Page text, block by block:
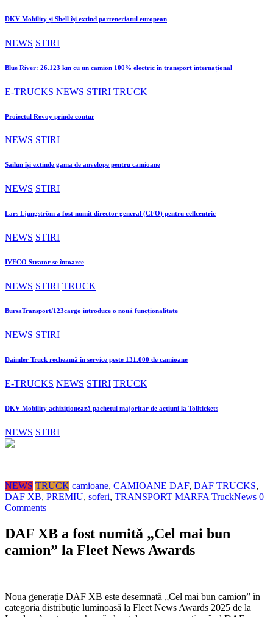
DKV Mobility și Shell își extind parteneriatul european
NEWS STIRI
Blue River: 26.123 km cu un camion 100% electric în transport internațional
E-TRUCKS NEWS STIRI TRUCK
Proiectul Revoy prinde contur
NEWS STIRI
Sailun își extinde gama de anvelope pentru camioane
NEWS STIRI
Lars Ljungström a fost numit director general (CFO) pentru cellcentric
NEWS STIRI
IVECO Strator se întoarce
NEWS STIRI TRUCK
BursaTransport/123cargo introduce o nouă funcționalitate
NEWS STIRI
Daimler Truck recheamă în service peste 131.000 de camioane
E-TRUCKS NEWS STIRI TRUCK
DKV Mobility achiziționează pachetul majoritar de acțiuni la Tolltickets
NEWS STIRI
NEWS TRUCK camioane, CAMIOANE DAF, DAF TRUCKS,
DAF XB, PREMIU, soferi, TRANSPORT MARFA TruckNews 0
Comments
DAF XB a fost numită „Cel mai bun
camion” la Fleet News Awards
Noua generație DAF XB este desemnată „Cel mai bun camion” în
categoria distribuție luminoasă la Fleet News Awards 2025 de la